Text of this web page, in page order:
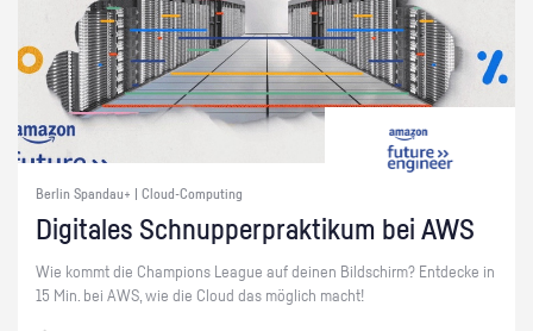
Berlin Spandau+ | Cloud-Computing
Di­gi­ta­les Schnup­per­prak­ti­kum bei AWS
Wie kommt die Cham­pi­ons Le­ague auf dei­nen Bild­schirm? Ent­de­cke in
15 Min. bei AWS, wie die Cloud das mög­lich macht!